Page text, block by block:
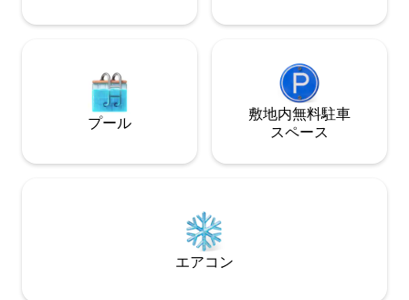
プール
敷地内無料駐⁠車
ス⁠ペ⁠ー⁠ス
エアコン